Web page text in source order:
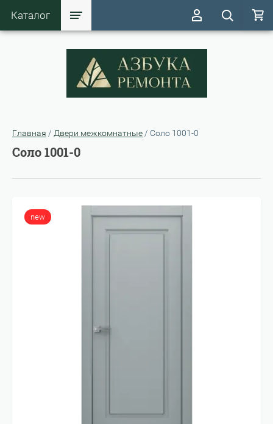
Каталог
Главная / Двери межкомнатные / Соло 1001-0
Соло 1001-0
new